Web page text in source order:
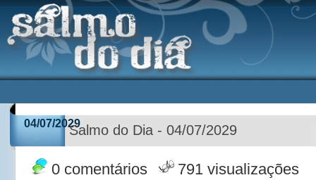
04/07/2029Salmo do Dia - 04/07/2029
0 comentários 791 visualizações